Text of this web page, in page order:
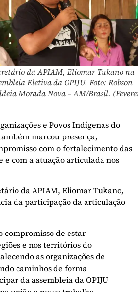
da APIAM, Eliomar Tukano na
Eletiva da OPIJU. Foto: Robson
Morada Nova – AM/Brasil.
e Povos Indígenas do
marcou presença,
com o fortalecimento das
e com a atuação articulada nos
da APIAM, Eliomar Tukano,
da participação da articulação
compromisso de estar
e nos territórios do
as organizações de
caminhos de forma
da assembleia da OPIJU